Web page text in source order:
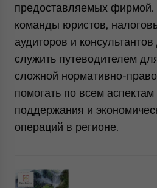
предоставляемых
команды юристов,
аудиторов и
служить путеводителем
сложной нормативно-
помогать по всем аспектам
поддержания и
операций в регионе.